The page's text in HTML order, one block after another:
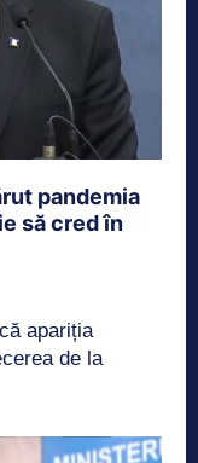
pandemia
să cred în
apariția
de la